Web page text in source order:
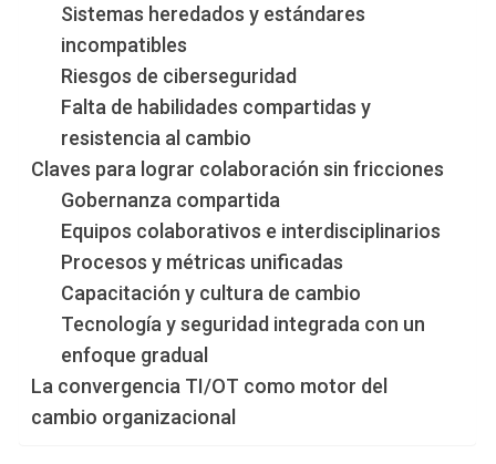
Sistemas heredados y estándares
incompatibles
Riesgos de ciberseguridad
Falta de habilidades compartidas y
resistencia al cambio
Claves para lograr colaboración sin fricciones
Gobernanza compartida
Equipos colaborativos e interdisciplinarios
Procesos y métricas unificadas
Capacitación y cultura de cambio
Tecnología y seguridad integrada con un
enfoque gradual
La convergencia TI/OT como motor del
cambio organizacional